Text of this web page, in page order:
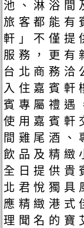
池、淋浴間
旅客都能有
軒」不僅提
服務，更有
台北商務洽
入住嘉賓軒
賓專屬禮遇
使用嘉賓軒
間雞尾酒、
飲品及精緻
全日提供貴
北君悅獨具
應精緻港式
理聞名的寶